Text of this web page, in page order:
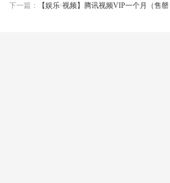
下一篇：
【娱乐·视频】腾讯视频VIP一个月（售罄